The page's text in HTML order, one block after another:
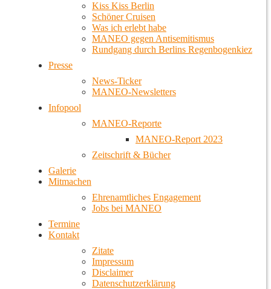
Kiss Kiss Berlin
Schöner Cruisen
Was ich erlebt habe
MANEO gegen Antisemitismus
Rundgang durch Berlins Regenbogenkiez
Presse
News-Ticker
MANEO-Newsletters
Infopool
MANEO-Reporte
MANEO-Report 2023
Zeitschrift & Bücher
Galerie
Mitmachen
Ehrenamtliches Engagement
Jobs bei MANEO
Termine
Kontakt
Zitate
Impressum
Disclaimer
Datenschutzerklärung